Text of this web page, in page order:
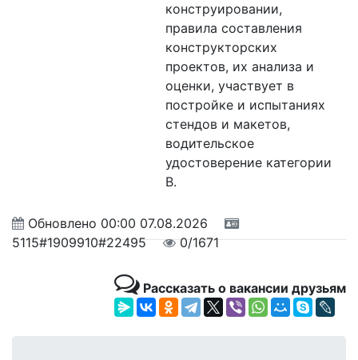
конструировании,
правила составления
конструкторских
проектов, их анализа и
оценки, участвует в
постройке и испытаниях
стендов и макетов,
водительское
удостоверение категории
В.
Обновлено 00:00 07.08.2026
5115#1909910#22495
0/1671
Рассказать о вакансии друзьям